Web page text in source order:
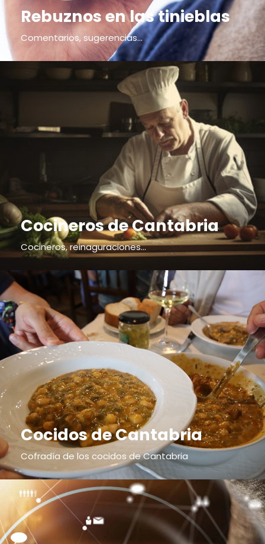
Rebuznos en las tinieblas
Comentarios, sugerencias...
Cocineros de Cantabria
Cocineros, reinaguraciones...
Cocidos de Cantabria
Cofradía de los cocidos de Cantabria